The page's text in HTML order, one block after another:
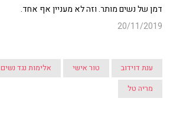
דמן של נשים מותר. וזה לא מעניין אף אחד.
20/11/2019
ענת דוידוב טור אישי אלימות נגד נשים
מריה טל